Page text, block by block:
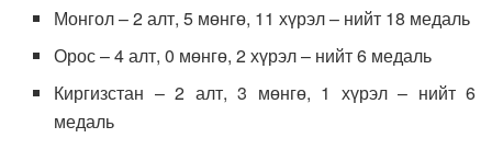
Монгол – 2 алт, 5 мөнгө, 11 хүрэл – нийт 18 медаль
Орос – 4 алт, 0 мөнгө, 2 хүрэл – нийт 6 медаль
Киргизстан – 2 алт, 3 мөнгө, 1 хүрэл – нийт 6
медаль